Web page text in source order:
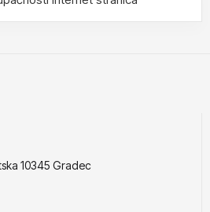
10345 Gradec